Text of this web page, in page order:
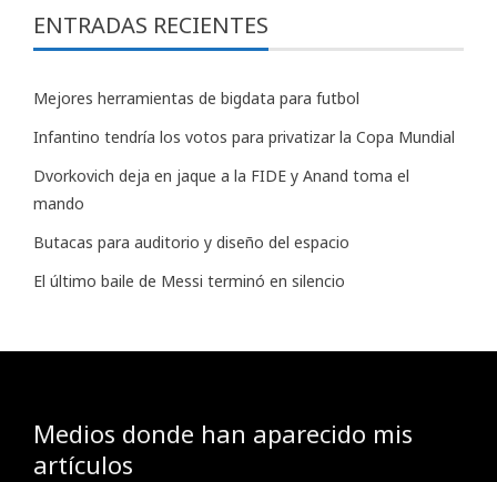
ENTRADAS RECIENTES
Mejores herramientas de bigdata para futbol
Infantino tendría los votos para privatizar la Copa Mundial
Dvorkovich deja en jaque a la FIDE y Anand toma el
mando
Butacas para auditorio y diseño del espacio
El último baile de Messi terminó en silencio
Medios donde han aparecido mis
artículos